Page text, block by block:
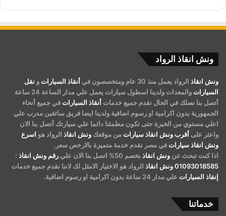
ونش انقاذ الرواد
ونش انقاذ الرواد يعمل منذ 30 عام ومتخصصون في أنقاذ السيارات و نقل
السيارات
والمعدات ولدينا اسطول سيارات يعمل علي مدار الساعة 24 ساعة
أتصل بنا نصلك في الحال نقدم جميع خدمات أنقاذ السيارات في جميع أنحاء
الجمهورية بدون اكرامية او رسوم اضافية ولدينا ايضا فريق سائقين مدرب علي
اعلي مستوي من الخبرة حتى تكون مطمئنا دائما علي سيارتك أتصل بنا الان
واعثر على أقرب ونش انقاذ سيارات من موقعك ونش انقاذ الرواد هو اسرع
ونش انقاذ سيارات في مصر نقدم خدمة متميزة بالارخص سعر.
اذا كنت تبحث عن ونش انقاذ بخصم 50% اتصل بنا الان علي رقم ونش انقاذ :
01093018585ونش انقاذ الرواد هو الاختيار الامثل لك لاننا نقدم جميع خدمات
إنقاذ السيارات علي مدار 24 ساعة بدون اكرامية او رسوم اضافية.
خدماتنا